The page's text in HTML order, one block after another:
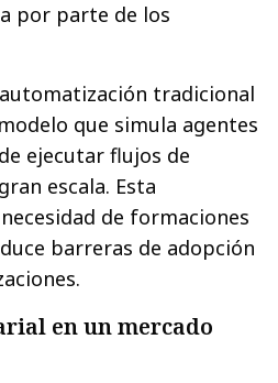
por parte de los
tradicional
que simula agentes
ejecutar flujos de
escala. Esta
de formaciones
barreras de adopción
en un mercado